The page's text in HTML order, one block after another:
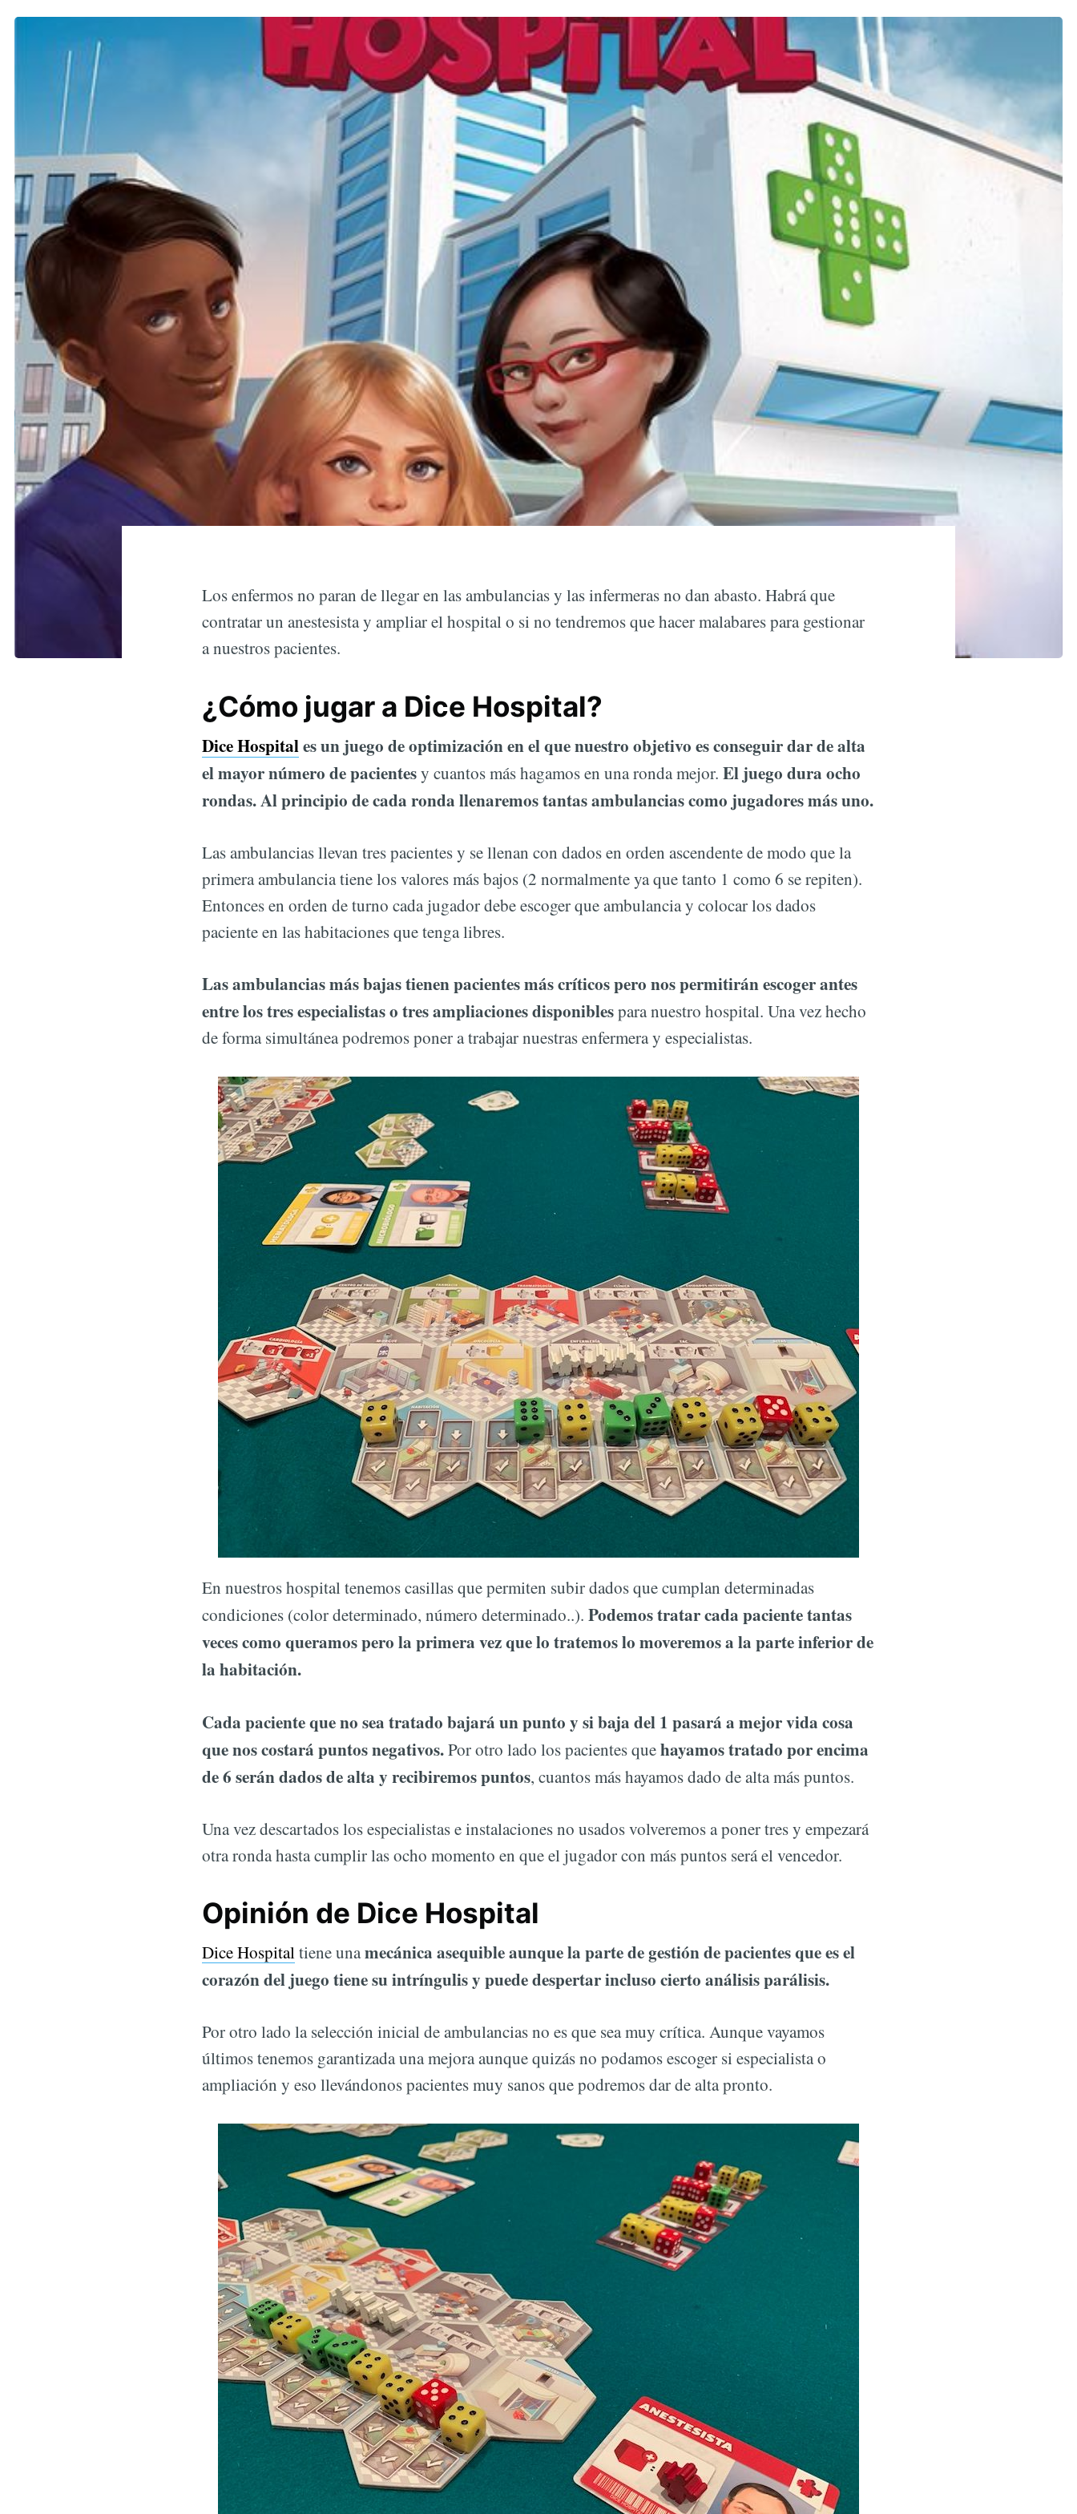
Los enfermos no paran de llegar en las ambulancias y las infermeras no dan abasto. Habrá que
contratar un anestesista y ampliar el hospital o si no tendremos que hacer malabares para gestionar
a nuestros pacientes.
¿Cómo jugar a Dice Hospital?
Dice Hospitales un juego de optimización en el que nuestro objetivo es conseguir dar de alta
el mayor número de pacientesy cuantos más hagamos en una ronda mejor. El juego dura ocho
rondas. Al principio de cada ronda llenaremos tantas ambulancias como jugadores más uno.
Las ambulancias llevan tres pacientes y se llenan con dados en orden ascendente de modo que la
primera ambulancia tiene los valores más bajos (2 normalmente ya que tanto 1 como 6 se repiten).
Entonces en orden de turno cada jugador debe escoger que ambulancia y colocar los dados
paciente en las habitaciones que tenga libres.
Las ambulancias más bajas tienen pacientes más críticos pero nos permitirán escoger antes
entre los tres especialistas o tres ampliaciones disponiblespara nuestro hospital. Una vez hecho
de forma simultánea podremos poner a trabajar nuestras enfermera y especialistas.
En nuestros hospital tenemos casillas que permiten subir dados que cumplan determinadas
condiciones (color determinado, número determinado..). Podemos tratar cada paciente tantas
veces como queramos pero la primera vez que lo tratemos lo moveremos a la parte inferior de
la habitación.
Cada paciente que no sea tratado bajará un punto y si baja del 1 pasará a mejor vida cosa
que nos costará puntos negativos.Por otro lado los pacientes quehayamos tratado por encima
de 6 serán dados de alta y recibiremos puntos, cuantos más hayamos dado de alta más puntos.
Una vez descartados los especialistas e instalaciones no usados volveremos a poner tres y empezará
otra ronda hasta cumplir las ocho momento en que el jugador con más puntos será el vencedor.
Opinión de Dice Hospital
Dice Hospitaltiene unamecánica asequible aunque la parte de gestión de pacientes que es el
corazón del juego tiene su intríngulis y puede despertar incluso cierto análisis parálisis.
Por otro lado la selección inicial de ambulancias no es que sea muy crítica. Aunque vayamos
últimos tenemos garantizada una mejora aunque quizás no podamos escoger si especialista o
ampliación y eso llevándonos pacientes muy sanos que podremos dar de alta pronto.